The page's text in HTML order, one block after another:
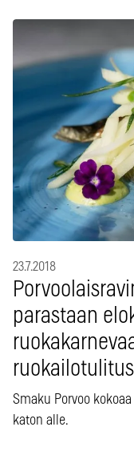
23.7.2018
parastaan
Smaku Porvoo
katon alle.